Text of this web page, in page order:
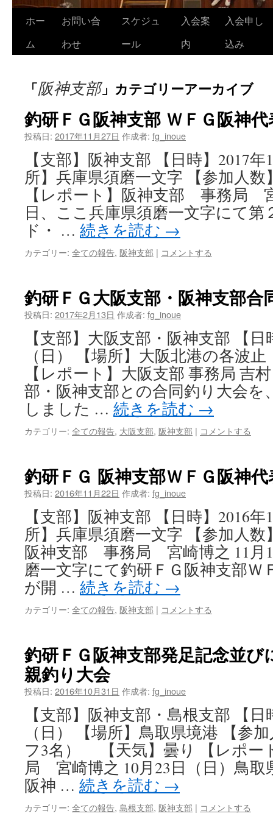
コ
ツ
へ
キ
ホー
ム
お問い合
わせ
スケジュ
ール
入会案
内
入会申し
込み
「阪神支部」カテゴリーアーカイブ
釣研ＦＧ阪神支部 ＷＦＧ阪神
投稿日: 2017年11月27日 作成者: fg_inoue
【支部】阪神支部 【日時】2017
所】兵庫県須磨一文字 【参加人
【レポート】阪神支部 事務局
日、ここ兵庫県須磨一文字にて第
ド・ … 続きを読む →
カテゴリー: 全ての報告, 阪神支部 | コメントする
釣研ＦＧ大阪支部・阪神支部合
投稿日: 2017年2月13日 作成者: fg_inoue
【支部】大阪支部・阪神支部 【日
（日） 【場所】大阪北港の各波
【レポート】大阪支部 事務局 吉
部・阪神支部との合同釣り大会を
しました … 続きを読む →
カテゴリー: 全ての報告, 大阪支部, 阪神支部 | コメントする
釣研ＦＧ 阪神支部ＷＦＧ阪神
投稿日: 2016年11月22日 作成者: fg_inoue
【支部】阪神支部 【日時】2016
所】兵庫県須磨一文字 【参加人
阪神支部 事務局 宮崎博之 11月
磨一文字にて釣研ＦＧ阪神支部Ｗ
が開 … 続きを読む →
カテゴリー: 全ての報告, 阪神支部 | コメントする
釣研ＦＧ阪神支部発足記念並び
親釣り大会
投稿日: 2016年10月31日 作成者: fg_inoue
【支部】阪神支部・島根支部 【日
（日） 【場所】鳥取県境港 【参
フ3名） 【天気】曇り 【レポー
局 宮崎博之 10月23日（日）鳥取
阪神 … 続きを読む →
カテゴリー: 全ての報告, 島根支部, 阪神支部 | コメントする